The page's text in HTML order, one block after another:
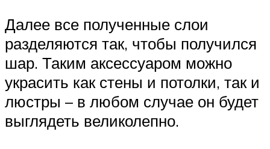
Далее все полученные слои
разделяются так, чтобы получился
шар. Таким аксессуаром можно
украсить как стены и потолки, так и
люстры – в любом случае он будет
выглядеть великолепно.